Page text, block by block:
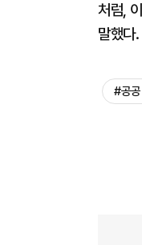
처럼,
말했다.
#공